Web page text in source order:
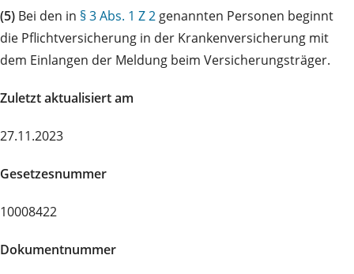
(5) Bei den in § 3 Abs. 1 Z 2 genannten Personen beginnt
die Pflichtversicherung in der Krankenversicherung mit
dem Einlangen der Meldung beim Versicherungsträger.
Zuletzt aktualisiert am
27.11.2023
Gesetzesnummer
10008422
Dokumentnummer